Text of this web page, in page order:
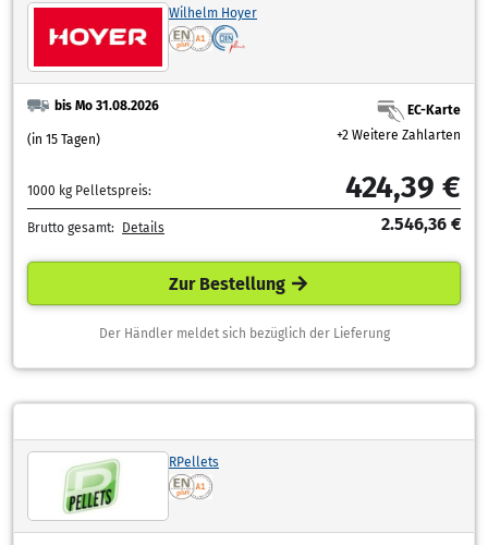
Wilhelm Hoyer
bis Mo 31.08.2026
(in 15 Tagen)
EC-Karte
+2 Weitere Zahlarten
1000 kg Pelletspreis: 424,39 €
Brutto gesamt: Details 2.546,36 €
Zur Bestellung
Der Händler meldet sich bezüglich der Lieferung
RPellets